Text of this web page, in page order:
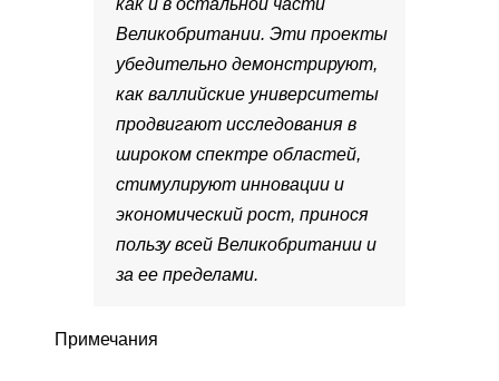
как и в остальной части
Великобритании. Эти проекты
убедительно демонстрируют,
как валлийские университеты
продвигают исследования в
широком спектре областей,
стимулируют инновации и
экономический рост, принося
пользу всей Великобритании и
за ее пределами.
Примечания